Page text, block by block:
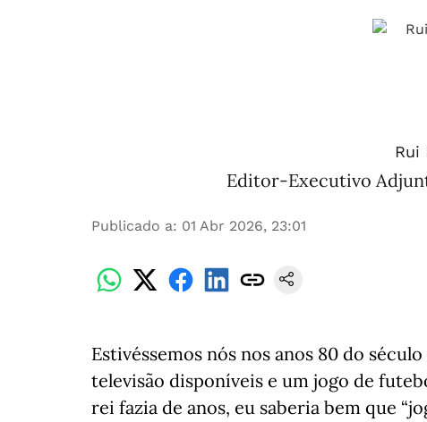
Rui
Editor-Executivo
Publicado a: 01 Abr 2026, 23:01
Estivéssemos nós nos anos 80 do
televisão disponíveis e um jogo de
rei fazia de anos, eu saberia bem que